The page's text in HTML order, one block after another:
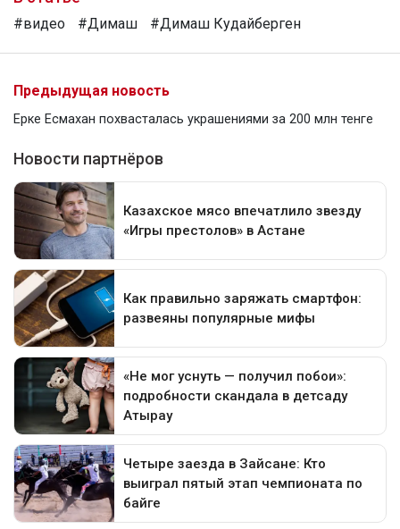
#видео #Димаш #Димаш Кудайберген
Предыдущая новость
Ерке Есмахан похвасталась украшениями за 200 млн тенге